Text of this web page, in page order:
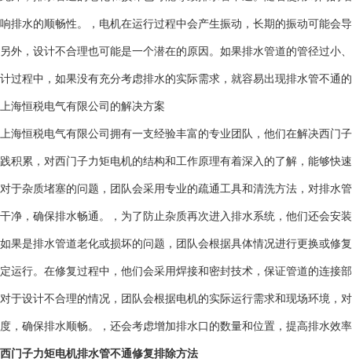
响排水的顺畅性。，电机在运行过程中会产生振动，长期的振动可能会
另外，设计不合理也可能是一个潜在的原因。如果排水管道的管径过小
计过程中，如果没有充分考虑排水的实际需求，就容易出现排水管不通
上海恒税电气有限公司的解决方案
上海恒税电气有限公司拥有一支经验丰富的专业团队，他们在解决西门
践积累，对西门子力矩电机的结构和工作原理有着深入的了解，能够快
对于杂质堵塞的问题，团队会采用专业的疏通工具和清洗方法，对排水
干净，确保排水畅通。，为了防止杂质再次进入排水系统，他们还会安
如果是排水管道老化或损坏的问题，团队会根据具体情况进行更换或修
定运行。在修复过程中，他们会采用焊接和密封技术，保证管道的连接
对于设计不合理的情况，团队会根据电机的实际运行需求和现场环境，
度，确保排水顺畅。，还会考虑增加排水口的数量和位置，提高排水效
西门子力矩电机排水管不通修复排除方法